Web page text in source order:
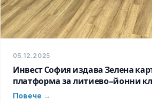
05.12.2025
Инвест София издава Зелена
платформа за литиево-йонни
Повече →